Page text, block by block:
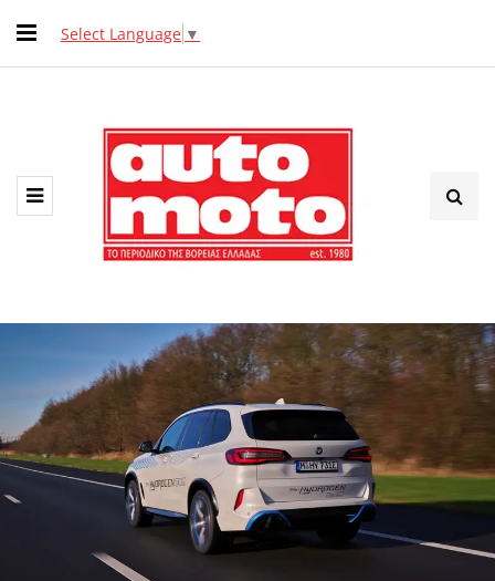
Select Language ▼